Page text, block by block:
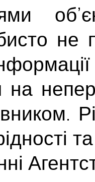
не
на